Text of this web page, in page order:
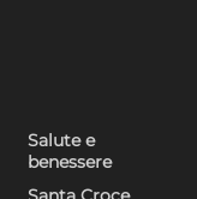
Salute e
benessere